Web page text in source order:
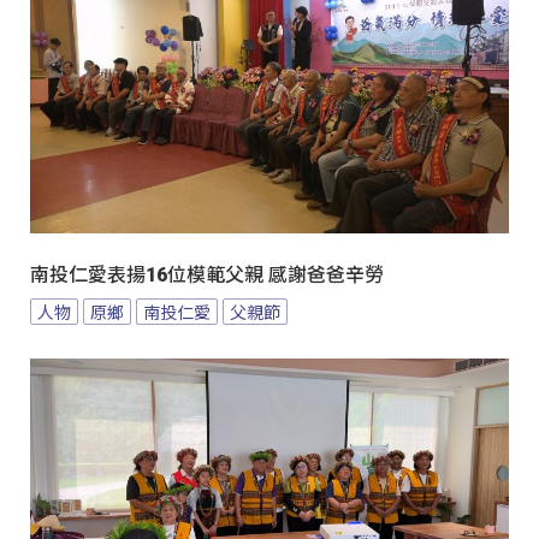
南投仁愛表揚16位模範父親 感謝爸爸辛勞
人物 原鄉 南投仁愛 父親節